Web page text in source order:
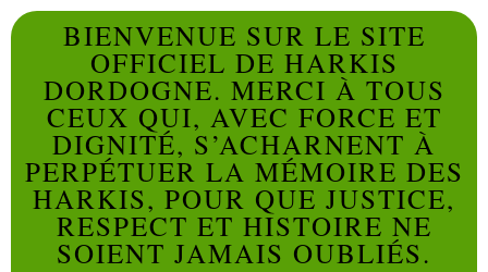
BIENVENUE SUR LE SITE
OFFICIEL DE HARKIS
DORDOGNE. MERCI À TOUS
CEUX QUI, AVEC FORCE ET
DIGNITÉ, S’ACHARNENT À
PERPÉTUER LA MÉMOIRE DES
HARKIS, POUR QUE JUSTICE,
RESPECT ET HISTOIRE NE
SOIENT JAMAIS OUBLIÉS.